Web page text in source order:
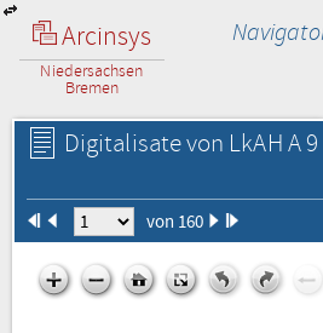
Arcinsys
Niedersachsen
Bremen
Digitalisate von LkAH A 9
von 160